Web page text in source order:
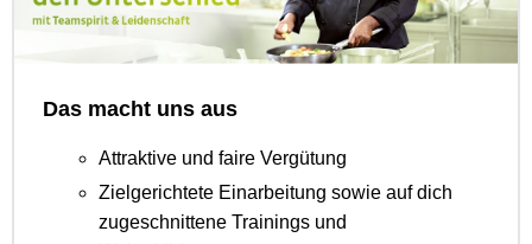
Das macht uns aus
Attraktive und faire Vergütung
Zielgerichtete Einarbeitung sowie auf dich
zugeschnittene Trainings und